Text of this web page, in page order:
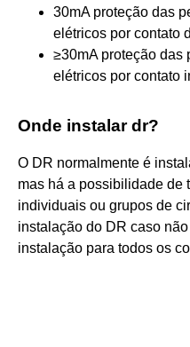
30mA proteção das
elétricos por contato
≥30mA proteção das
elétricos por contato
Onde instalar dr?
O DR normalmente é
mas há a possibilidade de
individuais ou grupos de
instalação do DR caso
instalação para todos os